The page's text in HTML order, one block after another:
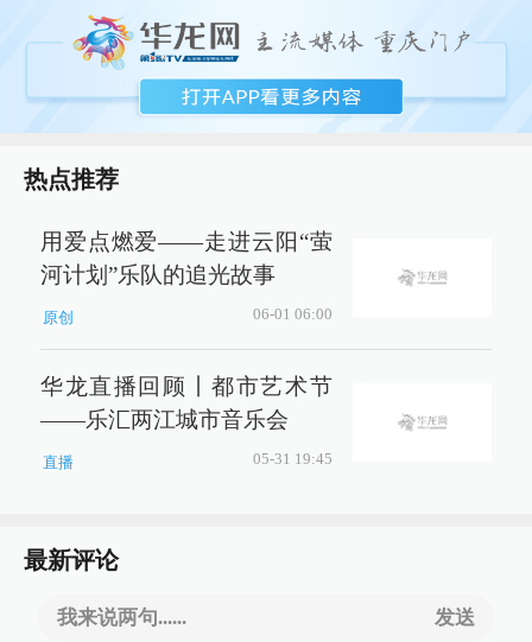
热点推荐
用爱点燃爱——走进云阳“萤
河计划”乐队的追光故事
原创 06-01 06:00
华龙直播回顾丨都市艺术节
——乐汇两江城市音乐会
直播 05-31 19:45
最新评论
我来说两句...... 发送